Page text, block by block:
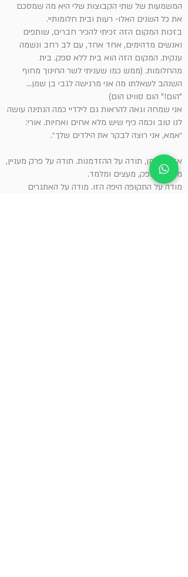
המשמעות של שתי הקבוצות שלי היא מה שמסכם
את כל השנים האלו- רעות ובית חלומותיי.
בזכות המקום הזה זכיתי להכיר חברים, שותפים
ואנשים מדהימים, אחד אחד, עם לב רחב ונשמה
ענקית. המקום הזה הוא בית ללא ספק. בית
מהחלומות. (ממש כמו שעניתי לשר החינוך מחוף
השנהב לשאלתו מה אני מרגישה לגבי בן שמן...
"הום!" הום סוויט הום)
אני שמחה וגאה להראות גם לילדיי כמה הנתינה עושה
לנו טוב וכמה כיף שיש מלא אחים ואחיות. אורי:
״אמא, אני רוצה לבקר את הילדים שלך״.
אז בן שמן, תודה על ההזדמנות. תודה על פרק מעניין,
מהנה, מספק, מעצים ומלמד.
מודה על התקופה היפה הזו. מודה על האתגרים